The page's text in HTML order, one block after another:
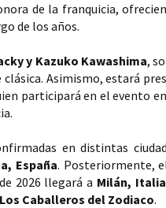
de la franquicia,
de los años.
y Kazuko Kawashima,
Asimismo, estará
participará en el evento
en distintas
España. Posteriormente,
2026 llegará a Milán, Italia
Caballeros del Zodiaco.